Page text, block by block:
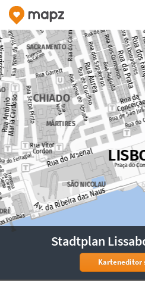
Stadtplan
Karteneditor